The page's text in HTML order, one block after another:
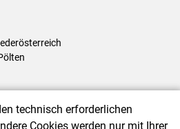
|Barrierefreiheit|
technisch erforderlichen
Cookies werden nur mit Ihrer